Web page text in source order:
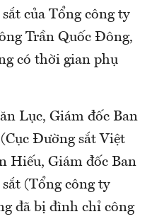
của Tổng công ty
Trần Quốc Đông,
có thời gian phụ
Lục, Giám đốc Ban
Đường sắt Việt
Hiếu, Giám đốc Ban
(Tổng công ty
đã bị đình chỉ công